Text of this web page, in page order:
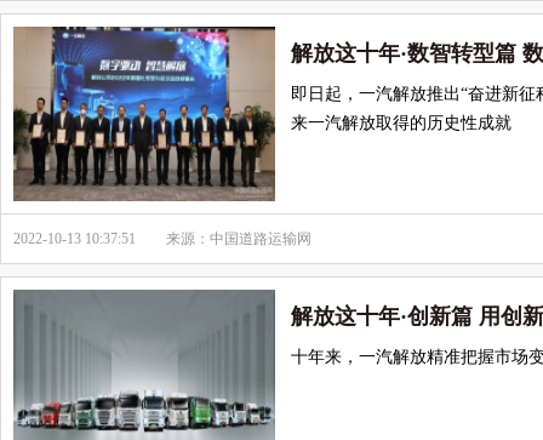
解放这十年·数智转型篇
即日起，一汽解放推出“奋进新
来一汽解放取得的历史性成就
2022-10-13 10:37:51 来源：中国道路运输网
解放这十年·创新篇 用创
十年来，一汽解放精准把握市场